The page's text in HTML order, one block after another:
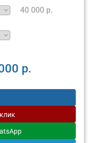
40 000 р.
р.